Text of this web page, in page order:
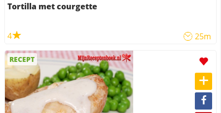
Tortilla met courgette
4 25m
RECEPT